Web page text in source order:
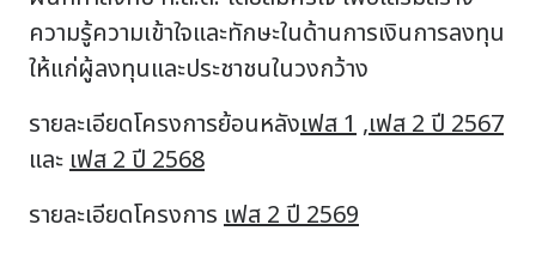
ความรู้ความเข้าใจและทักษะในด้านการเงินการลงทุน
ให้แก่ผู้ลงทุนและประชาชนในวงกว้าง
รายละเอียดโครงการย้อนหลังเฟส 1 ,เฟส 2 ปี 2567
และเฟส 2 ปี 2568
รายละเอียดโครงการ เฟส 2 ปี 2569